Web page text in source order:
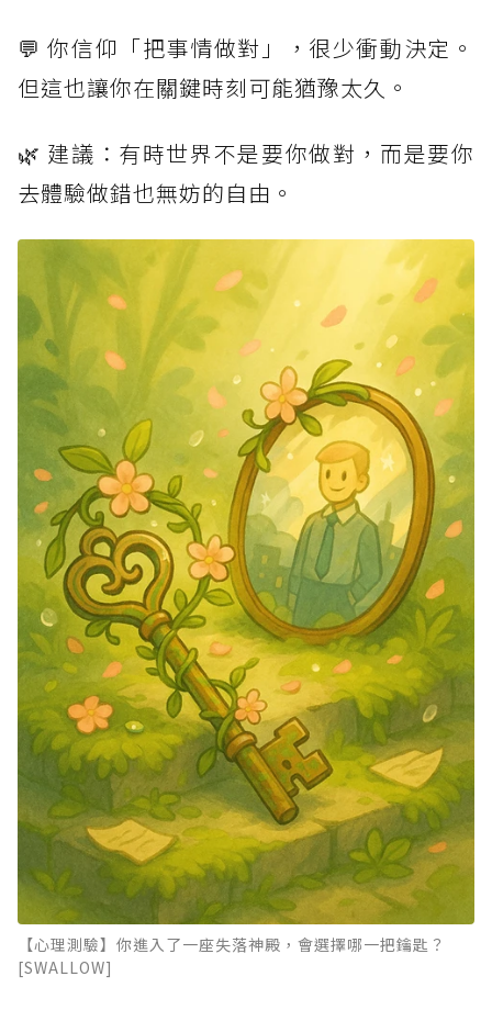
💬 你信仰「把事情做對」，很少衝動決定。
但這也讓你在關鍵時刻可能猶豫太久。
🌿 建議：有時世界不是要你做對，而是要你
去體驗做錯也無妨的自由。
【心理測驗】你進入了一座失落神殿，會選擇哪一把鑰匙？
[SWALLOW]